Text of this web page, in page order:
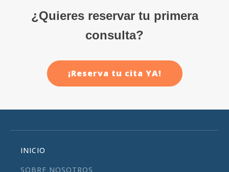
¿Quieres reservar tu primera
consulta?
¡Reserva tu cita YA!
INICIO
SOBRE NOSOTROS